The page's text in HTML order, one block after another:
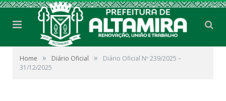
Home » Diário Oficial »
Diário Oficial Nº 239/2025 –
31/12/2025